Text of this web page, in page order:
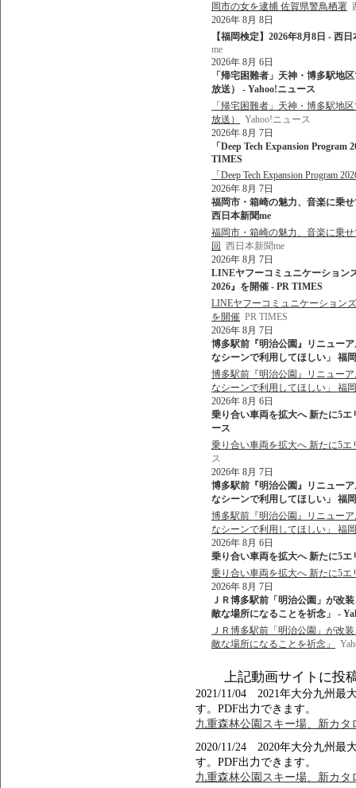
岡市の女を逮捕 佐賀県警鳥栖署
2026年 8月 8日
【福岡検定】2026年8月8日 - 西
me
2026年 8月 6日
「帰宅困難者」天神・博多駅地
放送） - Yahoo!ニュース
「帰宅困難者」天神・博多駅地
放送）
Yahoo!ニュース
2026年 8月 7日
「Deep Tech Expansion
TIMES
「Deep Tech Expansion Program
2026年 8月 7日
福岡市・箱崎の魅力、音楽に乗
西日本新聞me
福岡市・箱崎の魅力、音楽に乗
回 西日本新聞me
2026年 8月 7日
LINEヤフーコミュニケーション
2026』を開催 - PR TIMES
LINEヤフーコミュニケーション
を開催 PR TIMES
2026年 8月 7日
博多駅前『明治公園』リニュー
なシーンで利用してほしい」 福
博多駅前『明治公園』リニュー
なシーンで利用してほしい」 福
2026年 8月 6日
乗り合い車両を拡大へ 新たに5エ
ース
乗り合い車両を拡大へ 新たに5
ス
2026年 8月 7日
博多駅前『明治公園』リニュー
なシーンで利用してほしい」 福
博多駅前『明治公園』リニュー
なシーンで利用してほしい」 福
2026年 8月 6日
乗り合い車両を拡大へ 新たに5エ
乗り合い車両を拡大へ 新たに5
2026年 8月 7日
ＪＲ博多駅前「明治公園」が改
敵な場所になることを祈念」 -
ＪＲ博多駅前「明治公園」が改
敵な場所になることを祈念」
上記動画サイトに投
2021/11/04 2021年大分九州最
す。PDF出力できます。
九重森林公園スキー場、新カタ
2020/11/24 2020年大分九州最
す。PDF出力できます。
九重森林公園スキー場、新カタ